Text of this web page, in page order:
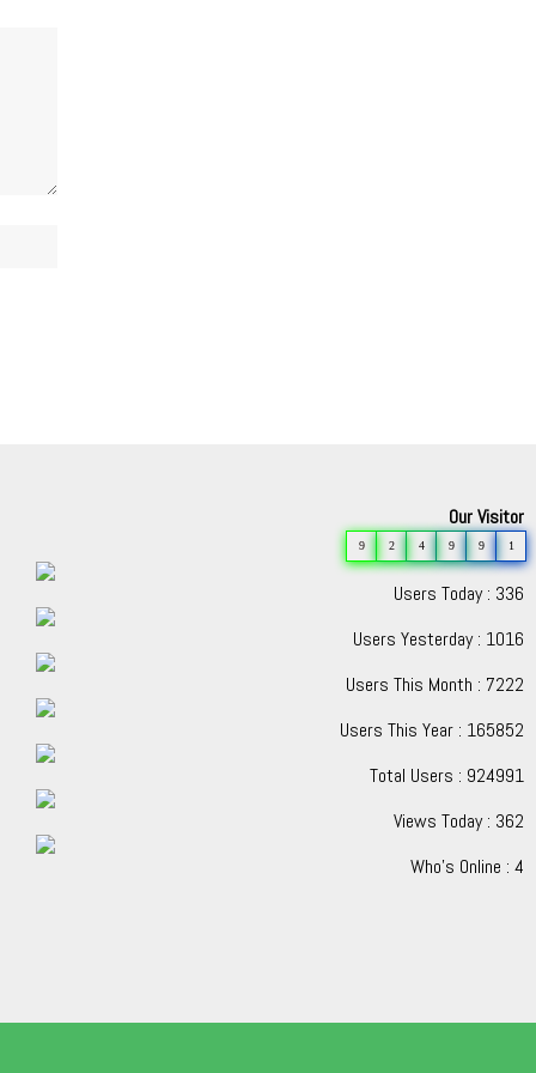
Our Visitor
9 2 4 9 9 1
Users Today : 336
Users Yesterday : 1016
Users This Month : 7222
Users This Year : 165852
Total Users : 924991
Views Today : 362
Who's Online : 4